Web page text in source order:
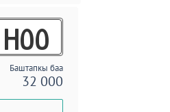
HOO
Баштапкы баа
32 000